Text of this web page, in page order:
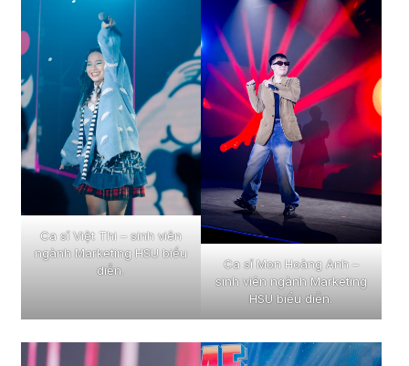
Ca sĩ Việt Thi – sinh viên
ngành Marketing HSU biểu
diễn.
Ca sĩ Mon Hoàng Anh –
sinh viên ngành Marketing
HSU biểu diễn.